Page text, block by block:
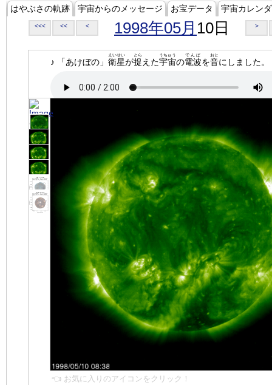
はやぶさの軌跡 宇宙からのメッセージ お宝データ 宇宙カレン
<<< << < 1998年05月 10日 >
♪ 「あけぼの」 衛星
えいせい
が捉
とら
えた宇宙
うちゅう
の電波
でんぱ
を音
おと
にしました。
👈 お気に入りのアイコンをクリック！